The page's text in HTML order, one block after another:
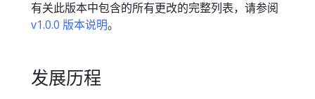
有关此版本中包含的所有更改的完整列表，请参阅
v1.0.0 版本说明。
发展历程